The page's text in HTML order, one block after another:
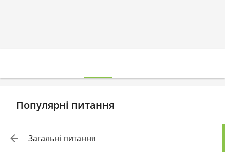
Популярні питання
Загальні питання